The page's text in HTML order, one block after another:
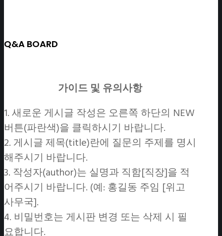
Q&A BOARD
가이드 및 유의사항
1. 새로운 게시글 작성은 오른쪽 하단의 NEW
버튼(파란색)을 클릭하시기 바랍니다.
2. 게시글 제목(title)란에 질문의 주제를 명시
해주시기 바랍니다.
3. 작성자(author)는 실명과 직함[직장]을 적
어주시기 바랍니다. (예: 홍길동 주임 [위고
사무국].
4. 비밀번호는 게시판 변경 또는 삭제 시 필
요합니다.